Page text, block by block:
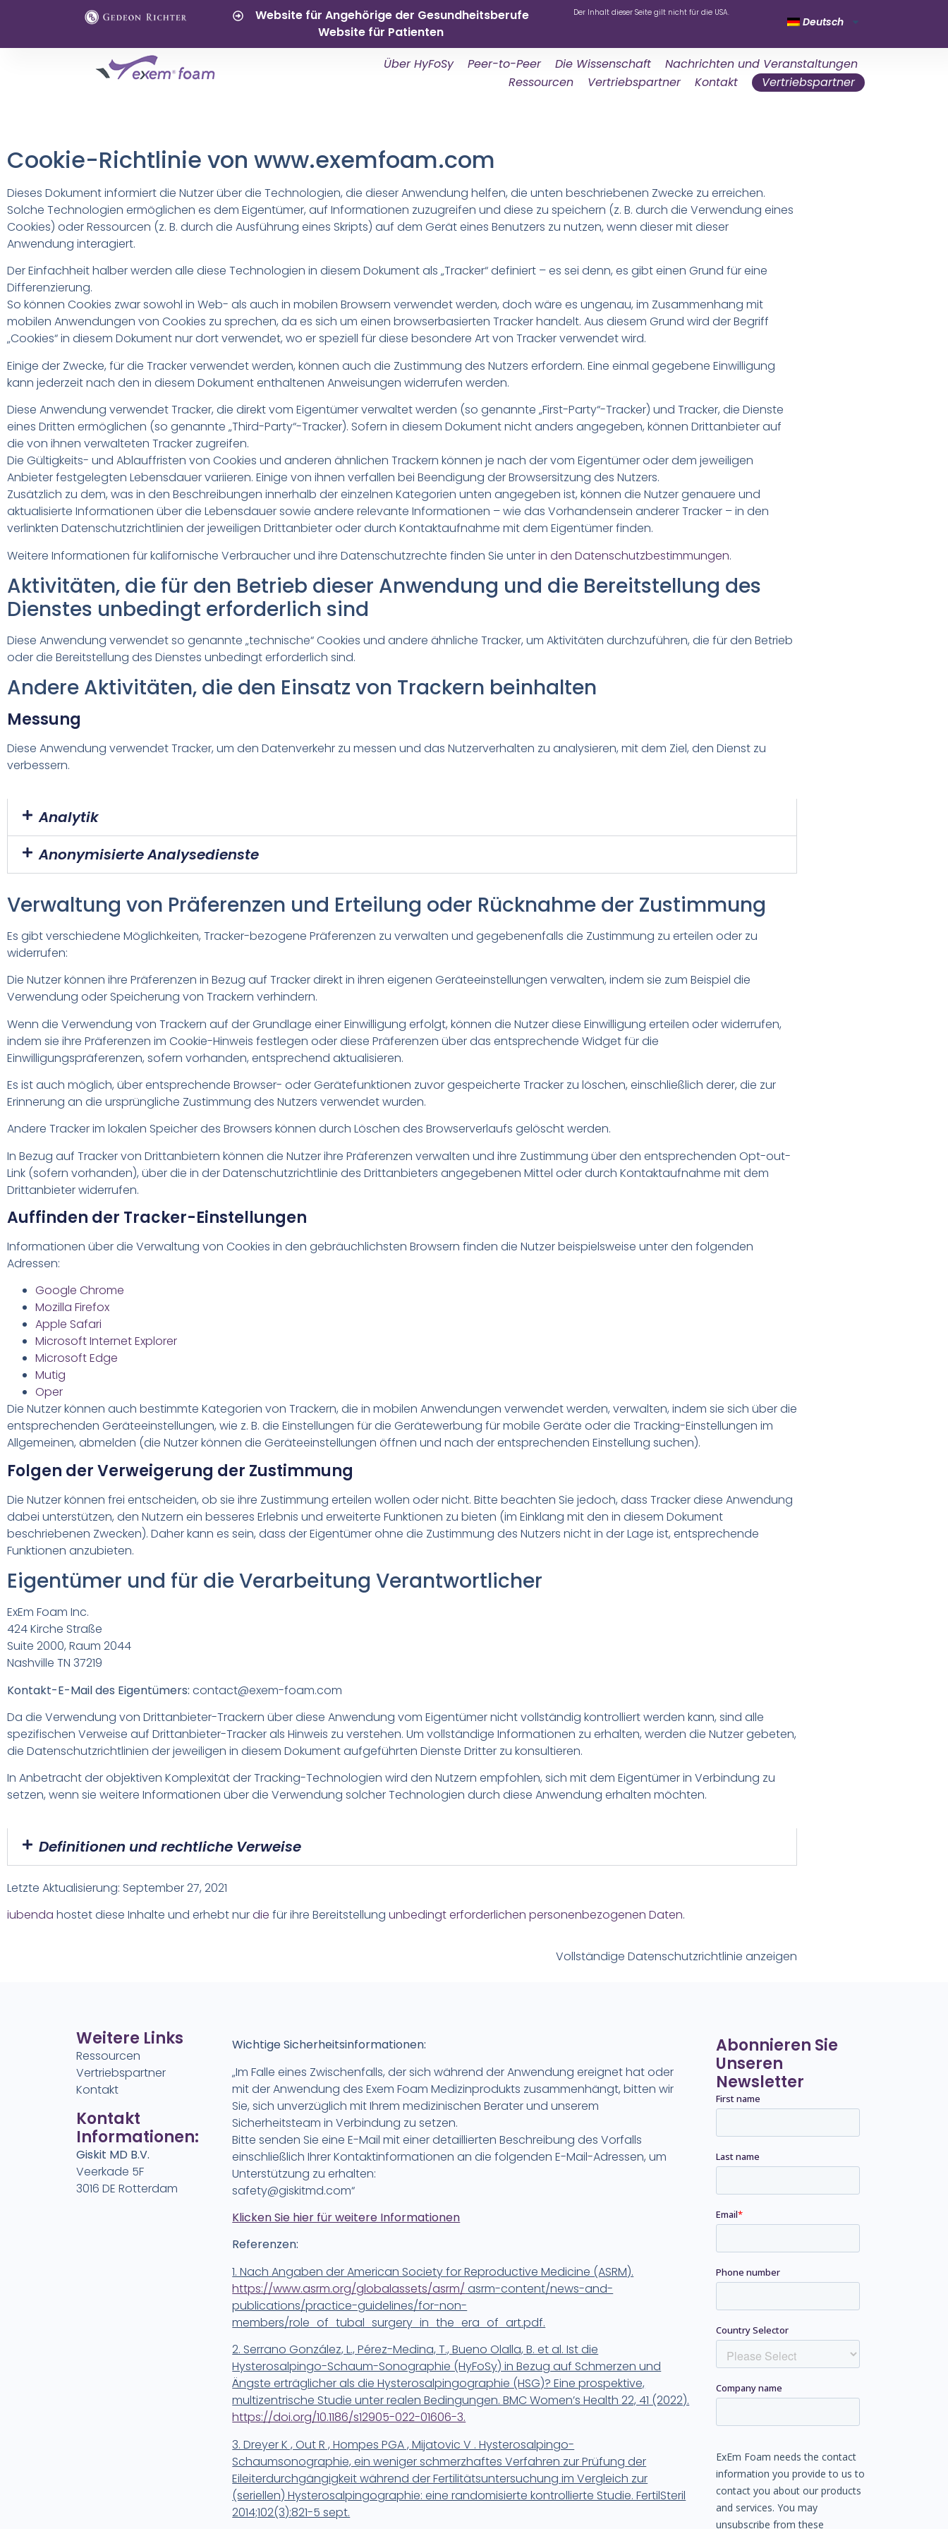
Website für Angehörige der Gesundheitsberufe
Website für Patienten
Der Inhalt dieser Seite gilt nicht für die USA.
Deutsch
Über HyFoSy Peer-to-Peer Die Wissenschaft
Nachrichten und Veranstaltungen
Ressourcen
Vertriebspartner Kontakt Vertriebspartner
Cookie-Richtlinie von www.exemfoam.com
Dieses Dokument informiert die Nutzer über die Technologien, die dieser Anwendung helfen, die unten beschriebenen Zwecke zu erreichen.
Solche Technologien ermöglichen es dem Eigentümer, auf Informationen zuzugreifen und diese zu speichern (z. B. durch die Verwendung eines
Cookies) oder Ressourcen (z. B. durch die Ausführung eines Skripts) auf dem Gerät eines Benutzers zu nutzen, wenn dieser mit dieser
Anwendung interagiert.
Der Einfachheit halber werden alle diese Technologien in diesem Dokument als „Tracker“ definiert – es sei denn, es gibt einen Grund für eine
Differenzierung.
So können Cookies zwar sowohl in Web- als auch in mobilen Browsern verwendet werden, doch wäre es ungenau, im Zusammenhang mit
mobilen Anwendungen von Cookies zu sprechen, da es sich um einen browserbasierten Tracker handelt. Aus diesem Grund wird der Begriff
„Cookies“ in diesem Dokument nur dort verwendet, wo er speziell für diese besondere Art von Tracker verwendet wird.
Einige der Zwecke, für die Tracker verwendet werden, können auch die Zustimmung des Nutzers erfordern. Eine einmal gegebene Einwilligung
kann jederzeit nach den in diesem Dokument enthaltenen Anweisungen widerrufen werden.
Diese Anwendung verwendet Tracker, die direkt vom Eigentümer verwaltet werden (so genannte „First-Party“-Tracker) und Tracker, die Dienste
eines Dritten ermöglichen (so genannte „Third-Party“-Tracker). Sofern in diesem Dokument nicht anders angegeben, können Drittanbieter auf
die von ihnen verwalteten Tracker zugreifen.
Die Gültigkeits- und Ablauffristen von Cookies und anderen ähnlichen Trackern können je nach der vom Eigentümer oder dem jeweiligen
Anbieter festgelegten Lebensdauer variieren. Einige von ihnen verfallen bei Beendigung der Browsersitzung des Nutzers.
Zusätzlich zu dem, was in den Beschreibungen innerhalb der einzelnen Kategorien unten angegeben ist, können die Nutzer genauere und
aktualisierte Informationen über die Lebensdauer sowie andere relevante Informationen – wie das Vorhandensein anderer Tracker – in den
verlinkten Datenschutzrichtlinien der jeweiligen Drittanbieter oder durch Kontaktaufnahme mit dem Eigentümer finden.
Weitere Informationen für kalifornische Verbraucher und ihre Datenschutzrechte finden Sie unterin den Datenschutzbestimmungen.
Aktivitäten, die für den Betrieb dieser Anwendung und die Bereitstellung des
Dienstes unbedingt erforderlich sind
Diese Anwendung verwendet so genannte „technische“ Cookies und andere ähnliche Tracker, um Aktivitäten durchzuführen, die für den Betrieb
oder die Bereitstellung des Dienstes unbedingt erforderlich sind.
Andere Aktivitäten, die den Einsatz von Trackern beinhalten
Messung
Diese Anwendung verwendet Tracker, um den Datenverkehr zu messen und das Nutzerverhalten zu analysieren, mit dem Ziel, den Dienst zu
verbessern.
Analytik
Anonymisierte Analysedienste
Verwaltung von Präferenzen und Erteilung oder Rücknahme der Zustimmung
Es gibt verschiedene Möglichkeiten, Tracker-bezogene Präferenzen zu verwalten und gegebenenfalls die Zustimmung zu erteilen oder zu
widerrufen:
Die Nutzer können ihre Präferenzen in Bezug auf Tracker direkt in ihren eigenen Geräteeinstellungen verwalten, indem sie zum Beispiel die
Verwendung oder Speicherung von Trackern verhindern.
Wenn die Verwendung von Trackern auf der Grundlage einer Einwilligung erfolgt, können die Nutzer diese Einwilligung erteilen oder widerrufen,
indem sie ihre Präferenzen im Cookie-Hinweis festlegen oder diese Präferenzen über das entsprechende Widget für die
Einwilligungspräferenzen, sofern vorhanden, entsprechend aktualisieren.
Es ist auch möglich, über entsprechende Browser- oder Gerätefunktionen zuvor gespeicherte Tracker zu löschen, einschließlich derer, die zur
Erinnerung an die ursprüngliche Zustimmung des Nutzers verwendet wurden.
Andere Tracker im lokalen Speicher des Browsers können durch Löschen des Browserverlaufs gelöscht werden.
In Bezug auf Tracker von Drittanbietern können die Nutzer ihre Präferenzen verwalten und ihre Zustimmung über den entsprechenden Opt-out-
Link (sofern vorhanden), über die in der Datenschutzrichtlinie des Drittanbieters angegebenen Mittel oder durch Kontaktaufnahme mit dem
Drittanbieter widerrufen.
Auffinden der Tracker-Einstellungen
Informationen über die Verwaltung von Cookies in den gebräuchlichsten Browsern finden die Nutzer beispielsweise unter den folgenden
Adressen:
Google Chrome
Mozilla Firefox
Apple Safari
Microsoft Internet Explorer
Microsoft Edge
Mutig
Oper
Die Nutzer können auch bestimmte Kategorien von Trackern, die in mobilen Anwendungen verwendet werden, verwalten, indem sie sich über die
entsprechenden Geräteeinstellungen, wie z. B. die Einstellungen für die Gerätewerbung für mobile Geräte oder die Tracking-Einstellungen im
Allgemeinen, abmelden (die Nutzer können die Geräteeinstellungen öffnen und nach der entsprechenden Einstellung suchen).
Folgen der Verweigerung der Zustimmung
Die Nutzer können frei entscheiden, ob sie ihre Zustimmung erteilen wollen oder nicht. Bitte beachten Sie jedoch, dass Tracker diese Anwendung
dabei unterstützen, den Nutzern ein besseres Erlebnis und erweiterte Funktionen zu bieten (im Einklang mit den in diesem Dokument
beschriebenen Zwecken). Daher kann es sein, dass der Eigentümer ohne die Zustimmung des Nutzers nicht in der Lage ist, entsprechende
Funktionen anzubieten.
Eigentümer und für die Verarbeitung Verantwortlicher
ExEm Foam Inc.
424 Kirche Straße
Suite 2000, Raum 2044
Nashville TN 37219
Kontakt-E-Mail des Eigentümers: contact@exem-foam.com
Da die Verwendung von Drittanbieter-Trackern über diese Anwendung vom Eigentümer nicht vollständig kontrolliert werden kann, sind alle
spezifischen Verweise auf Drittanbieter-Tracker als Hinweis zu verstehen. Um vollständige Informationen zu erhalten, werden die Nutzer gebeten,
die Datenschutzrichtlinien der jeweiligen in diesem Dokument aufgeführten Dienste Dritter zu konsultieren.
In Anbetracht der objektiven Komplexität der Tracking-Technologien wird den Nutzern empfohlen, sich mit dem Eigentümer in Verbindung zu
setzen, wenn sie weitere Informationen über die Verwendung solcher Technologien durch diese Anwendung erhalten möchten.
Definitionen und rechtliche Verweise
Letzte Aktualisierung: September 27, 2021
iubenda hostet diese Inhalte und erhebt nurdie für ihre Bereitstellung unbedingt erforderlichen personenbezogenen Daten.
Vollständige Datenschutzrichtlinie anzeigen
Weitere Links
Ressourcen
Vertriebspartner
Kontakt
Kontakt
Informationen:
Giskit MD B.V.
Veerkade 5F
3016 DE Rotterdam
Wichtige Sicherheitsinformationen:
„Im Falle eines Zwischenfalls, der sich während der Anwendung ereignet hat oder
mit der Anwendung des Exem Foam Medizinprodukts zusammenhängt, bitten wir
Sie, sich unverzüglich mit Ihrem medizinischen Berater und unserem
Sicherheitsteam in Verbindung zu setzen.
Bitte senden Sie eine E-Mail mit einer detaillierten Beschreibung des Vorfalls
einschließlich Ihrer Kontaktinformationen an die folgenden E-Mail-Adressen, um
Unterstützung zu erhalten:
safety@giskitmd.com“
Klicken Sie hier für weitere Informationen
Referenzen:
1. Nach Angaben der American Society for Reproductive Medicine (ASRM).
https://www.asrm.org/globalassets/asrm/ asrm-content/news-and-
publications/practice-guidelines/for-non-
members/role_of_tubal_surgery_in_the_era_of_art.pdf.
2. Serrano González, L., Pérez-Medina, T., Bueno Olalla, B. et al.Ist die
Hysterosalpingo-Schaum-Sonographie (HyFoSy) in Bezug auf Schmerzen und
Ängste erträglicher als die Hysterosalpingographie (HSG)? Eine prospektive,
multizentrische Studie unter realen Bedingungen. BMC Women’s Health 22, 41 (2022).
https://doi.org/10.1186/s12905-022-01606-3.
3. Dreyer K , Out R , Hompes PGA , Mijatovic V . Hysterosalpingo-
Schaumsonographie, ein weniger schmerzhaftes Verfahren zur Prüfung der
Eileiterdurchgängigkeit während der Fertilitätsuntersuchung im Vergleich zur
(seriellen) Hysterosalpingographie: eine randomisierte kontrollierte Studie. FertilSteril
2014;102(3):821-5 sept.
Abonnieren Sie
Unseren
Newsletter